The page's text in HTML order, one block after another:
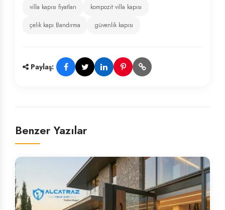
villa kapısı fiyatları
kompozit villa kapısı
çelik kapı Bandırma
güvenlik kapısı
Paylaş:
Benzer Yazılar